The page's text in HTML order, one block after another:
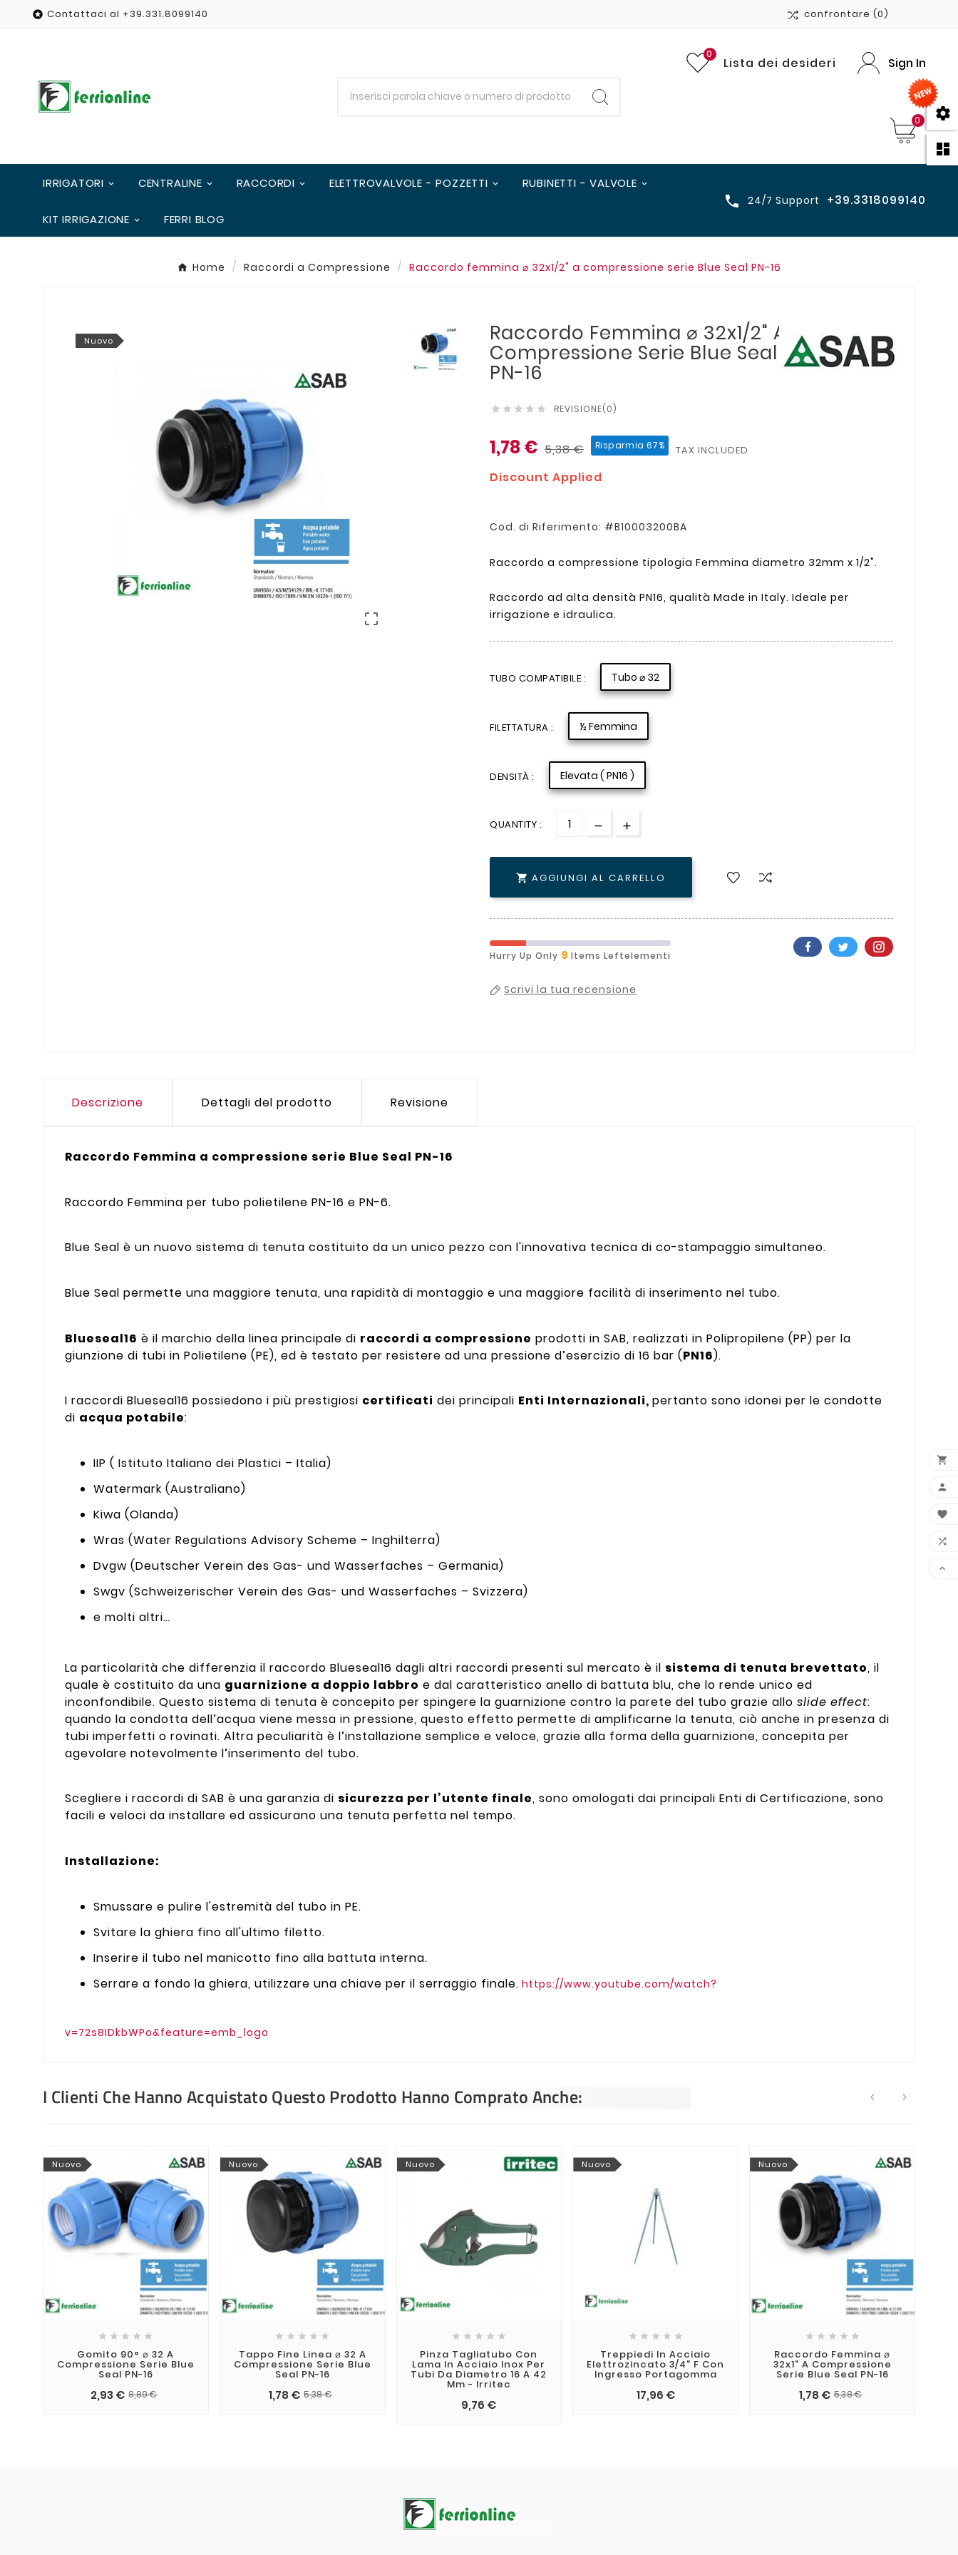


 Contattaci al +39.331.8099140 confrontare (0)
Lista dei desideri
0
Sign In
0
IRRIGATORI CENTRALINE RACCORDI ELETTROVALVOLE - POZZETTI RUBINETTI - VALVOLE
KIT IRRIGAZIONE FERRI BLOG
 24/7 Support +39.3318099140
Home Raccordi a Compressione Raccordo femmina ⌀ 32x1/2" a compressione serie Blue Seal PN-16
Nuovo

Raccordo Femmina ⌀ 32x1/2" A
Compressione Serie Blue Seal
PN-16
     REVISIONE(0)
1,78 € 5,38 € Risparmia 67% TAX INCLUDED
Discount Applied
Cod. di Riferimento: #B10003200BA
Raccordo a compressione tipologia Femmina diametro 32mm x 1/2".
Raccordo ad alta densità PN16, qualità Made in Italy. Ideale per
irrigazione e idraulica.
TUBO COMPATIBILE : Tubo ⌀ 32
FILETTATURA : ½ Femmina
DENSITÀ : Elevata ( PN16 )
QUANTITY :
 AGGIUNGI AL CARRELLO
Hurry Up Only 9 Items Leftelementi
Scrivi la tua recensione
Descrizione Dettagli del prodotto Revisione
Raccordo Femmina a compressione serie Blue Seal PN-16
Raccordo Femmina per tubo polietilene PN-16 e PN-6.
Blue Seal è un nuovo sistema di tenuta costituito da un unico pezzo con l'innovativa tecnica di co-stampaggio simultaneo.
Blue Seal permette una maggiore tenuta, una rapidità di montaggio e una maggiore facilità di inserimento nel tubo.
Blueseal16 è il marchio della linea principale di raccordi a compressione prodotti in SAB, realizzati in Polipropilene (PP) per la
giunzione di tubi in Polietilene (PE), ed è testato per resistere ad una pressione d’esercizio di 16 bar (PN16).
I raccordi Blueseal16 possiedono i più prestigiosi certificati dei principali Enti Internazionali, pertanto sono idonei per le condotte
di acqua potabile:
IIP ( Istituto Italiano dei Plastici – Italia)
Watermark (Australiano)
Kiwa (Olanda)
Wras (Water Regulations Advisory Scheme – Inghilterra)
Dvgw (Deutscher Verein des Gas- und Wasserfaches – Germania)
Swgv (Schweizerischer Verein des Gas- und Wasserfaches – Svizzera)
e molti altri…
La particolarità che differenzia il raccordo Blueseal16 dagli altri raccordi presenti sul mercato è il sistema di tenuta brevettato, il
quale è costituito da una guarnizione a doppio labbro e dal caratteristico anello di battuta blu, che lo rende unico ed
inconfondibile. Questo sistema di tenuta è concepito per spingere la guarnizione contro la parete del tubo grazie allo slide effect:
quando la condotta dell’acqua viene messa in pressione, questo effetto permette di amplificarne la tenuta, ciò anche in presenza di
tubi imperfetti o rovinati. Altra peculiarità è l’installazione semplice e veloce, grazie alla forma della guarnizione, concepita per
agevolare notevolmente l’inserimento del tubo.
Scegliere i raccordi di SAB è una garanzia di sicurezza per l’utente finale, sono omologati dai principali Enti di Certificazione, sono
facili e veloci da installare ed assicurano una tenuta perfetta nel tempo.
Installazione:
Smussare e pulire l'estremità del tubo in PE.
Svitare la ghiera fino all'ultimo filetto.
Inserire il tubo nel manicotto fino alla battuta interna.
Serrare a fondo la ghiera, utilizzare una chiave per il serraggio finale. https://www.youtube.com/watch?
v=72s8IDkbWPo&feature=emb_logo
I Clienti Che Hanno Acquistato Questo Prodotto Hanno Comprato Anche:  
Nuovo
    
Gomito 90° ⌀ 32 A
Compressione Serie Blue
Seal PN-16
2,93 € 8,89 €
Nuovo
    
Tappo Fine Linea ⌀ 32 A
Compressione Serie Blue
Seal PN-16
1,78 € 5,38 €
Nuovo
    
Pinza Tagliatubo Con
Lama In Acciaio Inox Per
Tubi Da Diametro 16 A 42
Mm - Irritec
9,76 €
Nuovo
    
Treppiedi In Acciaio
Elettrozincato 3/4" F Con
Ingresso Portagomma
17,96 €
Nuovo
    
Raccordo Femmina ⌀
32x1" A Compressione
Serie Blue Seal PN-16
1,78 € 5,38 €




